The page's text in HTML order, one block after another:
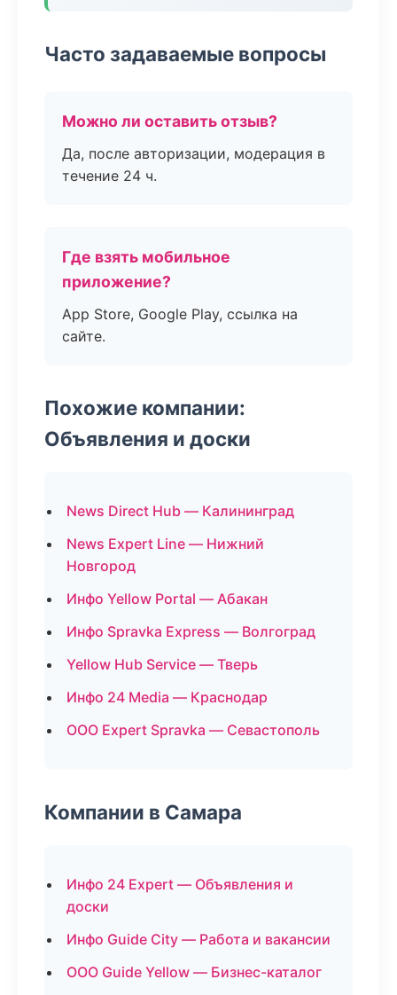
Часто задаваемые вопросы
Можно ли оставить отзыв?
Да, после авторизации, модерация в
течение 24 ч.
Где взять мобильное
приложение?
App Store, Google Play, ссылка на
сайте.
Похожие компании:
Объявления и доски
News Direct Hub — Калининград
News Expert Line — Нижний
Новгород
Инфо Yellow Portal — Абакан
Инфо Spravka Express — Волгоград
Yellow Hub Service — Тверь
Инфо 24 Media — Краснодар
ООО Expert Spravka — Севастополь
Компании в Самара
Инфо 24 Expert — Объявления и
доски
Инфо Guide City — Работа и вакансии
ООО Guide Yellow — Бизнес-каталог